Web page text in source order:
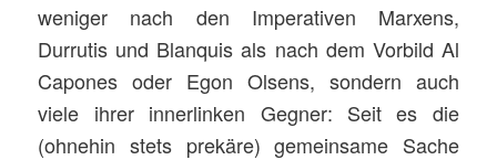
weniger nach den Imperativen Marxens,
Durrutis und Blanquis als nach dem Vorbild Al
Capones oder Egon Olsens, sondern auch
viele ihrer innerlinken Gegner: Seit es die
(ohnehin stets prekäre) gemeinsame Sache